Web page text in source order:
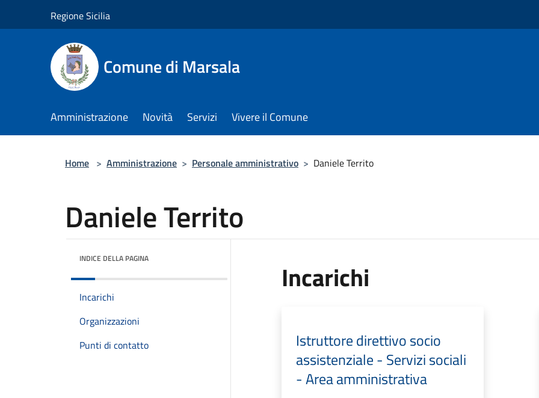
Regione Sicilia
Comune di Marsala
Amministrazione Novità Servizi Vivere il Comune
Home > Amministrazione > Personale amministrativo > Daniele Territo
Daniele Territo
INDICE DELLA PAGINA
Incarichi
Organizzazioni
Punti di contatto
Incarichi
Istruttore direttivo socio
assistenziale - Servizi sociali
- Area amministrativa